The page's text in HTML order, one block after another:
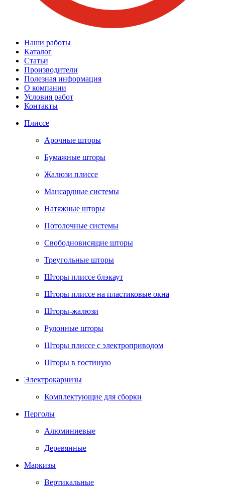
Наши работы
Каталог
Статьи
Производители
Полезная информация
О компании
Условия работ
Контакты
Плиссе
Арочные шторы
Бумажные шторы
Жалюзи плиссе
Мансардные системы
Натяжные шторы
Потолочные системы
Свободновисящие шторы
Треугольные шторы
Шторы плиссе блэкаут
Шторы плиссе на пластиковые окна
Шторы-жалюзи
Рулонные шторы
Шторы плиссе с электроприводом
Шторы в гостиную
Электрокарнизы
Комплектующие для сборки
Перголы
Алюминиевые
Деревянные
Маркизы
Вертикальные